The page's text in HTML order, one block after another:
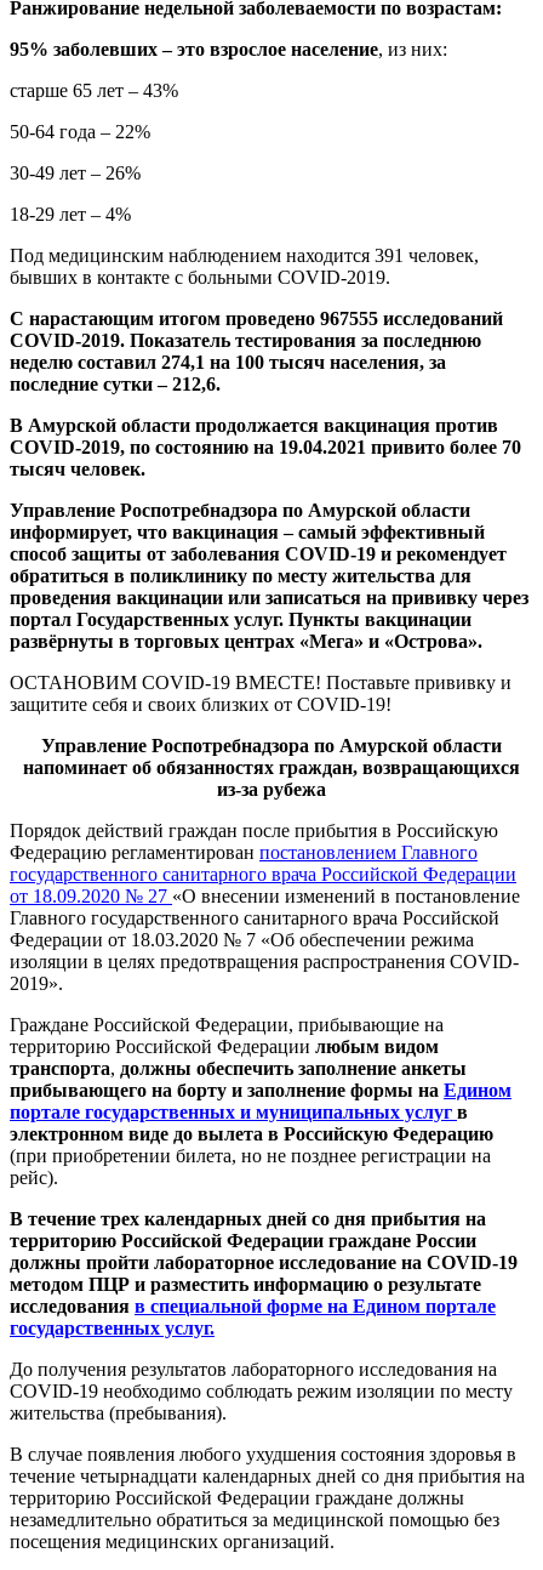
Ранжирование недельной заболеваемости по возрастам:
95% заболевших – это взрослое население, из них:
старше 65 лет – 43%
50-64 года – 22%
30-49 лет – 26%
18-29 лет – 4%
Под медицинским наблюдением находится 391 человек,
бывших в контакте с больными COVID-2019.
С нарастающим итогом проведено 967555 исследований
COVID-2019. Показатель тестирования за последнюю
неделю составил 274,1 на 100 тысяч населения, за
последние сутки – 212,6.
В Амурской области продолжается вакцинация против
COVID-2019, по состоянию на 19.04.2021 привито более 70
тысяч человек.
Управление Роспотребнадзора по Амурской области
информирует, что вакцинация – самый эффективный
способ защиты от заболевания COVID-19 и рекомендует
обратиться в поликлинику по месту жительства для
проведения вакцинации или записаться на прививку через
портал Государственных услуг. Пункты вакцинации
развёрнуты в торговых центрах «Мега» и «Острова».
ОСТАНОВИМ COVID-19 ВМЕСТЕ! Поставьте прививку и
защитите себя и своих близких от COVID-19!
Управление Роспотребнадзора по Амурской области
напоминает об обязанностях граждан, возвращающихся
из-за рубежа
Порядок действий граждан после прибытия в Российскую
Федерацию регламентирован постановлением Главного
государственного санитарного врача Российской Федерации
от 18.09.2020 № 27 «О внесении изменений в постановление
Главного государственного санитарного врача Российской
Федерации от 18.03.2020 № 7 «Об обеспечении режима
изоляции в целях предотвращения распространения COVID-
2019».
Граждане Российской Федерации, прибывающие на
территорию Российской Федерации любым видом
транспорта, должны обеспечить заполнение анкеты
прибывающего на борту и заполнение формы на Едином
портале государственных и муниципальных услуг в
электронном виде до вылета в Российскую Федерацию
(при приобретении билета, но не позднее регистрации на
рейс).
В течение трех календарных дней со дня прибытия на
территорию Российской Федерации граждане России
должны пройти лабораторное исследование на COVID-19
методом ПЦР и разместить информацию о результате
исследования в специальной форме на Едином портале
государственных услуг.
До получения результатов лабораторного исследования на
COVID-19 необходимо соблюдать режим изоляции по месту
жительства (пребывания).
В случае появления любого ухудшения состояния здоровья в
течение четырнадцати календарных дней со дня прибытия на
территорию Российской Федерации граждане должны
незамедлительно обратиться за медицинской помощью без
посещения медицинских организаций.